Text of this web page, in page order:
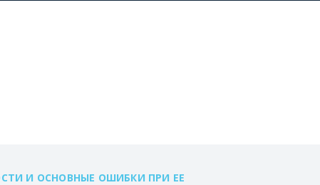
И ОСНОВНЫЕ ОШИБКИ ПРИ ЕЕ